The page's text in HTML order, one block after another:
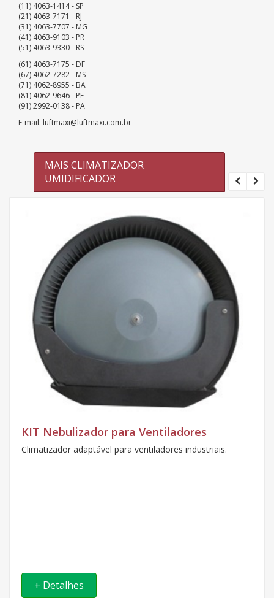
(11) 4063-1414 - SP
(21) 4063-7171 - RJ
(31) 4063-7707 - MG
(41) 4063-9103 - PR
(51) 4063-9330 - RS
(61) 4063-7175 - DF
(67) 4062-7282 - MS
(71) 4062-8955 - BA
(81) 4062-9646 - PE
(91) 2992-0138 - PA
E-mail: luftmaxi@luftmaxi.com.br
MAIS CLIMATIZADOR
UMIDIFICADOR
KIT Nebulizador para Ventiladores
Climatizador adaptável para ventiladores industriais.
+ Detalhes